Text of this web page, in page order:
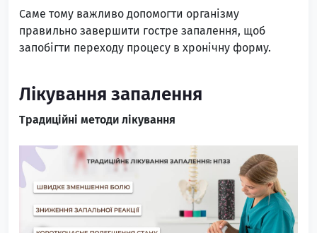
Саме тому важливо допомогти організму
правильно завершити гостре запалення, щоб
запобігти переходу процесу в хронічну форму.
Лікування запалення
Традиційні методи лікування